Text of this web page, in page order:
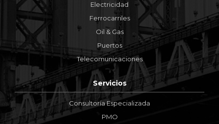
Electricidad
Ferrocarriles
Oil & Gas
Puertos
Telecomunicaciones
Servicios
Consultoría Especializada
PMO